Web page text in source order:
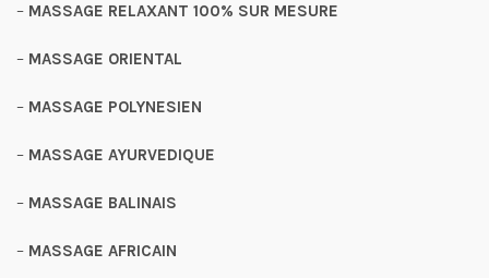
– MASSAGE RELAXANT 100% SUR MESURE
– MASSAGE ORIENTAL
– MASSAGE POLYNESIEN
– MASSAGE AYURVEDIQUE
– MASSAGE BALINAIS
– MASSAGE AFRICAIN